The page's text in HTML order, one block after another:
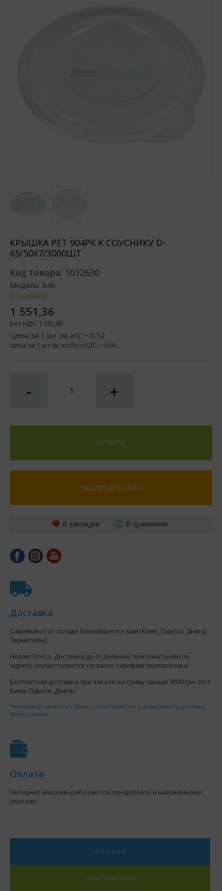
КРЫШКА РЕТ 904PK К СОУСНИКУ D-
65/50Х7/3000ШТ
Код товара: 1012630
Модель: 846
В наличии
1 551,36
Без НДС: 1 292,80
Цена за 1 шт (м, кг): ~ 0,52
Цена за 1 шт (м, кг) без НДС: ~ 0,44
- +
КУПИТЬ
НАШЛИ ДЕШЕВЛЕ?
В закладки В сравнение
Доставка
Самовывоз со склада ближайшего к вам (Киев, Одесса, Днепр,
Тернополь).
Новая Почта. Доставка до отделения, почтомата или по
адресу осуществляется согласно тарифам перевозчика
Бесплатная доставка при заказе на сумму свыше 3000 грн. по г.
Киев, Одесса, Днепр.
*менеджер свяжется с Вами и точно известит о возможности доставки
Вашего заказа
Оплата
Интернет-магазин работает по предоплате и наложенному
платежу.
ОПИСАНИЕ
ХАРАКТЕРИСТИКИ